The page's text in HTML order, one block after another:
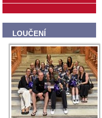
LOUČENÍ